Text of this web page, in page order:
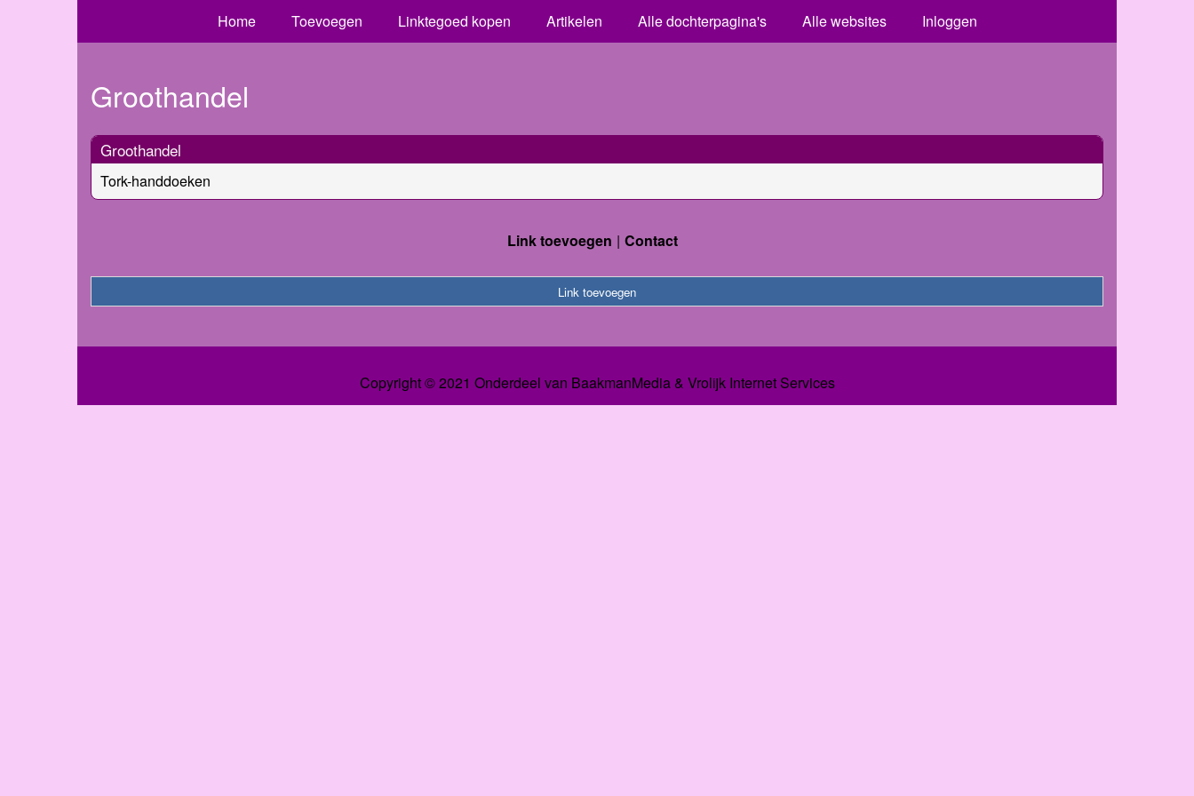
Home Toevoegen Linktegoed kopen Artikelen Alle dochterpagina's Alle websites Inloggen
Groothandel
Groothandel
Tork-handdoeken
Link toevoegen Contact
Link toevoegen
Copyright © 2021 Onderdeel van BaakmanMedia& Vrolijk Internet Services